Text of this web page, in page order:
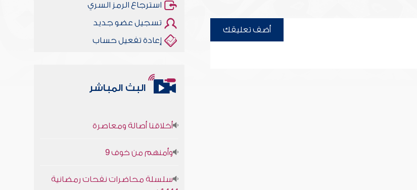
أضف تعليقك
استرجاع الرمز السري
تسجيل عضو جديد
إعادة تفعيل حساب
البث المباشر
1444هـ